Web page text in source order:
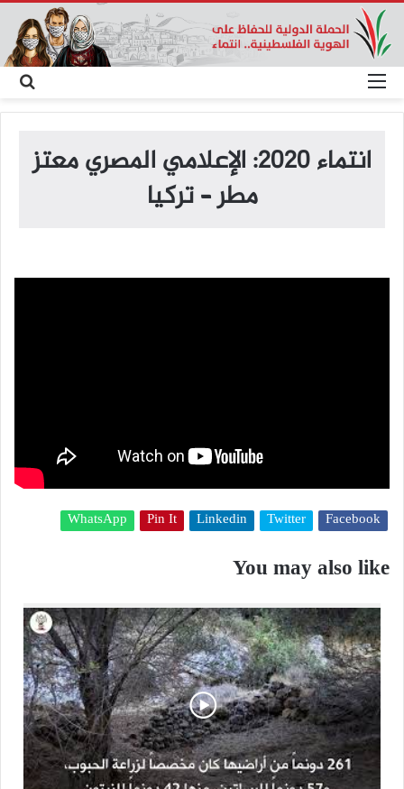
عن
انتماء 2020: الإعلامي المصري معتز
مطر – تركيا
Facebook
Twitter
Linkedin
Pin It
WhatsApp
You may also like